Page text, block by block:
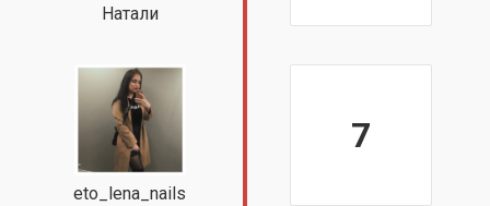
Натали
eto_lena_nails
7